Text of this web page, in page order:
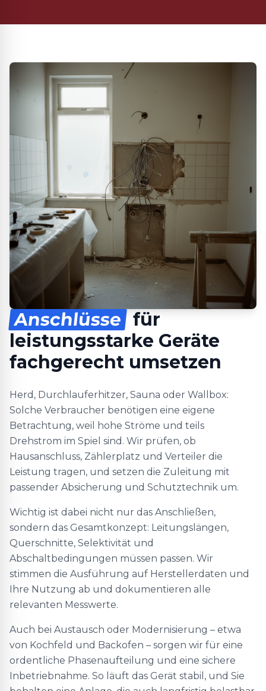
Anschlüsse für
leistungsstarke Geräte
fachgerecht umsetzen
Herd, Durchlauferhitzer, Sauna oder Wallbox:
Solche Verbraucher benötigen eine eigene
Betrachtung, weil hohe Ströme und teils
Drehstrom im Spiel sind. Wir prüfen, ob
Hausanschluss, Zählerplatz und Verteiler die
Leistung tragen, und setzen die Zuleitung mit
passender Absicherung und Schutztechnik um.
Wichtig ist dabei nicht nur das Anschließen,
sondern das Gesamtkonzept: Leitungslängen,
Querschnitte, Selektivität und
Abschaltbedingungen müssen passen. Wir
stimmen die Ausführung auf Herstellerdaten und
Ihre Nutzung ab und dokumentieren alle
relevanten Messwerte.
Auch bei Austausch oder Modernisierung – etwa
von Kochfeld und Backofen – sorgen wir für eine
ordentliche Phasenaufteilung und eine sichere
Inbetriebnahme. So läuft das Gerät stabil, und Sie